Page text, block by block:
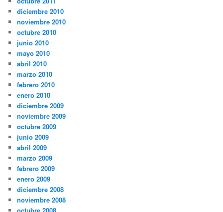
diciembre 2010
noviembre 2010
octubre 2010
junio 2010
mayo 2010
abril 2010
marzo 2010
febrero 2010
enero 2010
diciembre 2009
noviembre 2009
octubre 2009
junio 2009
abril 2009
marzo 2009
febrero 2009
enero 2009
diciembre 2008
noviembre 2008